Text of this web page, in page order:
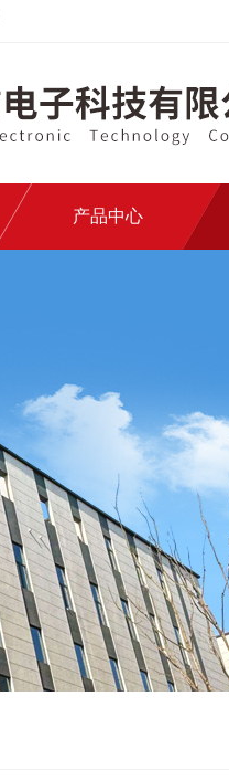
产品中心